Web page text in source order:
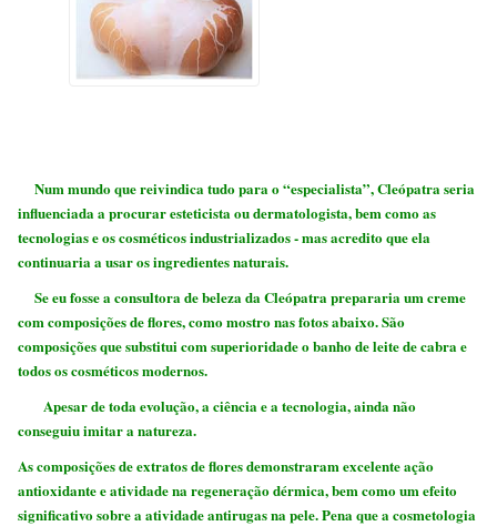
Num mundo que reivindica tudo para o “especialista”, Cleópatra seria
influenciada a procurar esteticista ou dermatologista, bem como as
tecnologias e os cosméticos industrializados - mas acredito que ela
continuaria a usar os ingredientes naturais.
Se eu fosse a consultora de beleza da Cleópatra prepararia um creme
com composições de flores, como mostro nas fotos abaixo. São
composições que substitui com superioridade o banho de leite de cabra e
todos os cosméticos modernos.
Apesar de toda evolução,a ciência e a tecnologia, ainda não
conseguiu imitar a natureza.
As composições de extratos de flores demonstraram excelente ação
antioxidante e atividade na regeneração dérmica, bem como um efeito
significativo sobre a atividade antirugas na pele.Pena que a cosmetologia